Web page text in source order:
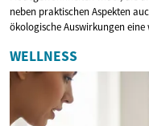
neben praktischen Aspekten
ökologische Auswirkungen eine
WELLNESS